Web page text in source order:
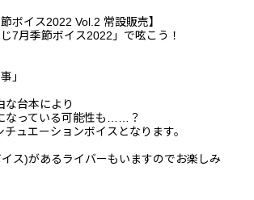
ボイス2022 Vol.2 常設販売】
7月季節ボイス2022」で呟こう！
」
台本により
なっている可能性も……？
ュエーションボイスとなります。
ス)があるライバーもいますのでお楽しみ